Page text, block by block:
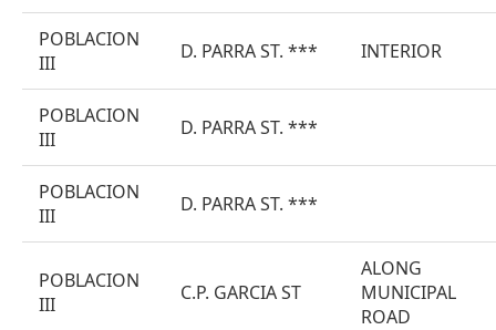
POBLACION
III
D. PARRA ST. *** INTERIOR
POBLACION
III
D. PARRA ST. ***
POBLACION
III
D. PARRA ST. ***
POBLACION
III
C.P. GARCIA ST
ALONG
MUNICIPAL
ROAD